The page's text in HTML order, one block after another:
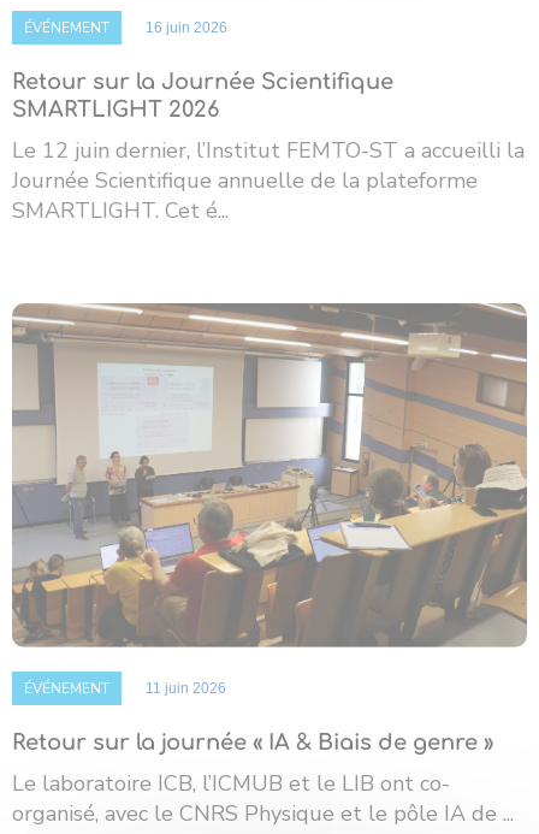
ÉVÉNEMENT 16 juin 2026
Retour sur la Journée Scientifique
SMARTLIGHT 2026
Le 12 juin dernier, l’Institut FEMTO-ST a accueilli la
Journée Scientifique annuelle de la plateforme
SMARTLIGHT. Cet é...
ÉVÉNEMENT 11 juin 2026
Retour sur la journée « IA & Biais de genre »
Le laboratoire ICB, l’ICMUB et le LIB ont co-
organisé, avec le CNRS Physique et le pôle IA de ...